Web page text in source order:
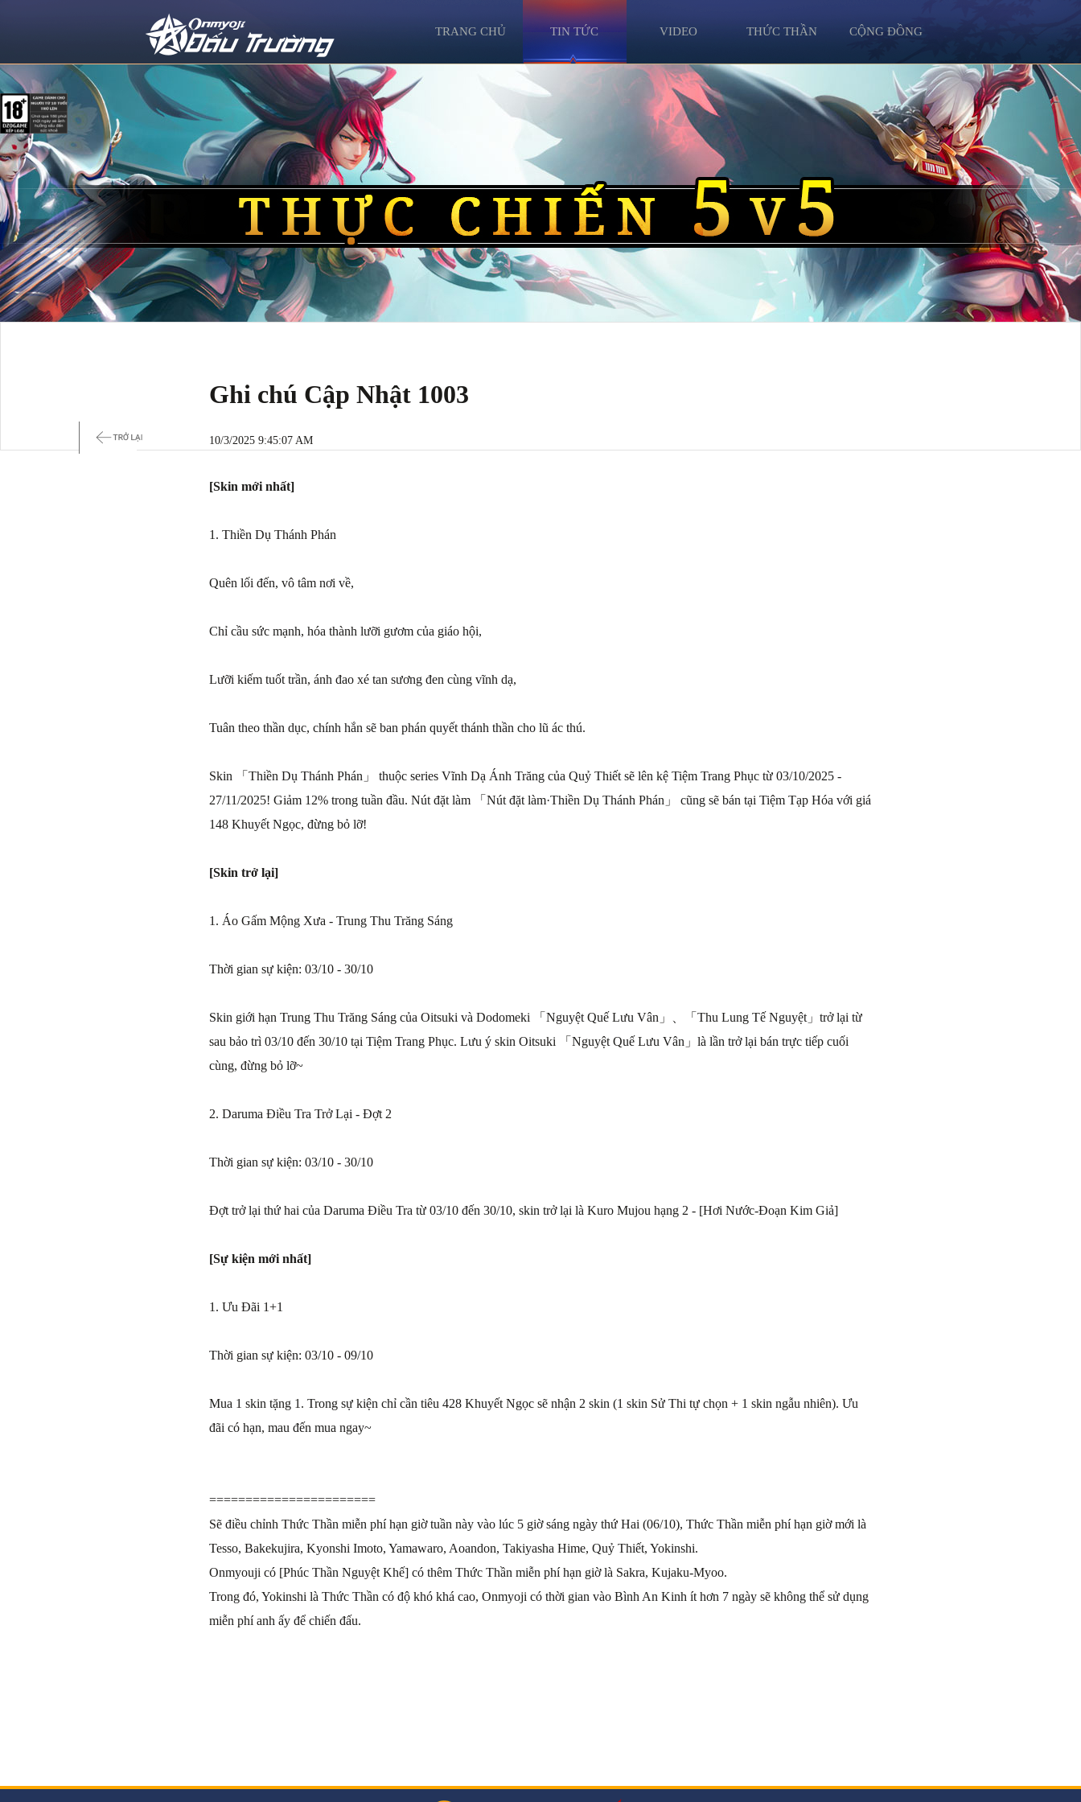
TRANG CHỦ TIN TỨC VIDEO THỨC THẦN CỘNG ĐỒNG
Ghi chú Cập Nhật 1003
10/3/2025 9:45:07 AM
[Skin mới nhất]
1. Thiền Dụ Thánh Phán
Quên lối đến, vô tâm nơi về,
Chỉ cầu sức mạnh, hóa thành lưỡi gươm của giáo hội,
Lưỡi kiếm tuốt trần, ánh đao xé tan sương đen cùng vĩnh dạ,
Tuân theo thần dục, chính hắn sẽ ban phán quyết thánh thần cho lũ ác thú.
Skin 「Thiền Dụ Thánh Phán」 thuộc series Vĩnh Dạ Ánh Trăng của Quỷ Thiết sẽ lên kệ Tiệm Trang Phục từ 03/10/2025 -
27/11/2025! Giảm 12% trong tuần đầu. Nút đặt làm 「Nút đặt làm·Thiền Dụ Thánh Phán」 cũng sẽ bán tại Tiệm Tạp Hóa với giá
148 Khuyết Ngọc, đừng bỏ lỡ!
[Skin trở lại]
1. Áo Gấm Mộng Xưa - Trung Thu Trăng Sáng
Thời gian sự kiện: 03/10 - 30/10
Skin giới hạn Trung Thu Trăng Sáng của Oitsuki và Dodomeki 「Nguyệt Quế Lưu Vân」、「Thu Lung Tế Nguyệt」trở lại từ
sau bảo trì 03/10 đến 30/10 tại Tiệm Trang Phục. Lưu ý skin Oitsuki 「Nguyệt Quế Lưu Vân」là lần trở lại bán trực tiếp cuối
cùng, đừng bỏ lỡ~
2. Daruma Điều Tra Trở Lại - Đợt 2
Thời gian sự kiện: 03/10 - 30/10
Đợt trở lại thứ hai của Daruma Điều Tra từ 03/10 đến 30/10, skin trở lại là Kuro Mujou hạng 2 - [Hơi Nước-Đoạn Kim Giả]
[Sự kiện mới nhất]
1. Ưu Đãi 1+1
Thời gian sự kiện: 03/10 - 09/10
Mua 1 skin tặng 1. Trong sự kiện chỉ cần tiêu 428 Khuyết Ngọc sẽ nhận 2 skin (1 skin Sử Thi tự chọn + 1 skin ngẫu nhiên). Ưu
đãi có hạn, mau đến mua ngay~
=======================
Sẽ điều chỉnh Thức Thần miễn phí hạn giờ tuần này vào lúc 5 giờ sáng ngày thứ Hai (06/10), Thức Thần miễn phí hạn giờ mới là
Tesso, Bakekujira, Kyonshi Imoto, Yamawaro, Aoandon, Takiyasha Hime, Quỷ Thiết, Yokinshi.
Onmyouji có [Phúc Thần Nguyệt Khế] có thêm Thức Thần miễn phí hạn giờ là Sakra, Kujaku-Myoo.
Trong đó, Yokinshi là Thức Thần có độ khó khá cao, Onmyoji có thời gian vào Bình An Kinh ít hơn 7 ngày sẽ không thể sử dụng
miễn phí anh ấy để chiến đấu.